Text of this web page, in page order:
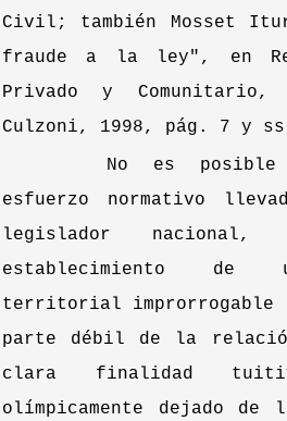
Civil; también Mosset
fraude a la ley", en
Privado y
Culzoni, 1998, pág. 7 y
No es
esfuerzo normativo
legislador
establecimiento de
territorial improrrogable
parte débil de la
clara finalidad
olímpicamente dejado